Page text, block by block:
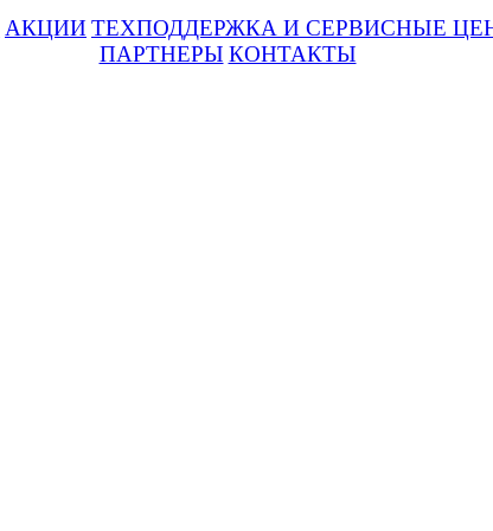
АКЦИИ ТЕХПОДДЕРЖКА И СЕРВИСНЫЕ
ПАРТНЕРЫ КОНТАКТЫ